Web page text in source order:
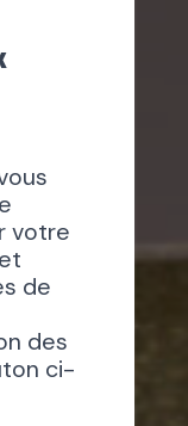
votre
de
des
ci-